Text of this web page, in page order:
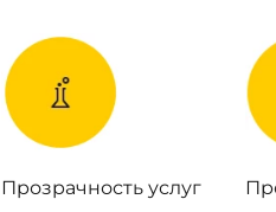
Прозрачность услуг